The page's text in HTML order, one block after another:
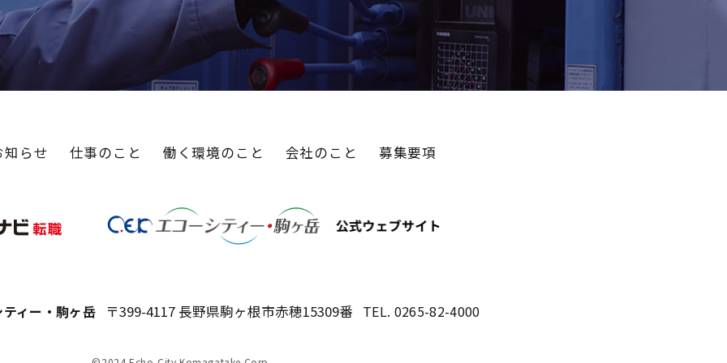
知らせ 仕事のこと 働く環境のこと 会社のこと 募集要項
ィー・駒ヶ岳 〒399-4117 長野県駒ヶ根市赤穂15309番 TEL. 0265-82-4000